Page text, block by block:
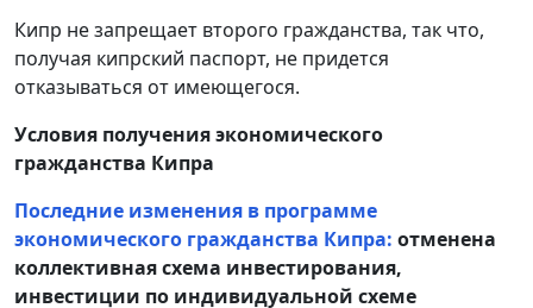
Кипр не запрещает второго гражданства, так что,
получая кипрский паспорт, не придется
отказываться от имеющегося.
Условия получения экономического
гражданства Кипра
Последние изменения в программе
экономического гражданства Кипра: отменена
коллективная схема инвестирования,
инвестиции по индивидуальной схеме